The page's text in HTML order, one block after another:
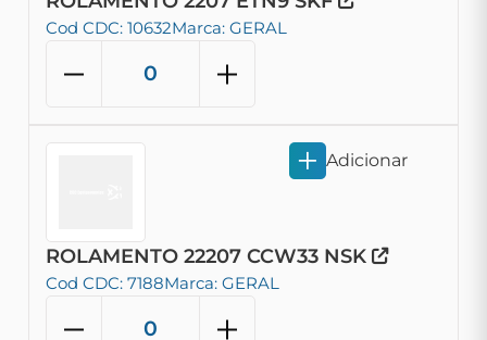
Cod CDC: 10632Marca: GERAL
ROLAMENTO 22207 CCW33 NSK
Cod CDC: 7188Marca: GERAL
Adicionar